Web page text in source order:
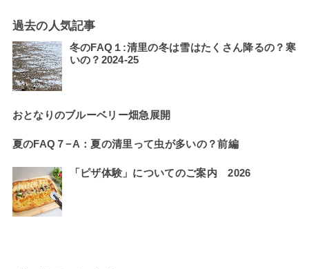
過去の人気記事
冬のFAQ１:清里の冬は雪はたくさん降るの？寒
いの？2024-25
おとなりのブルーベリー畑急展開
夏のFAQ７−A：夏の清里って虫が多いの？前編
「ピザ体験」についてのご案内 2026